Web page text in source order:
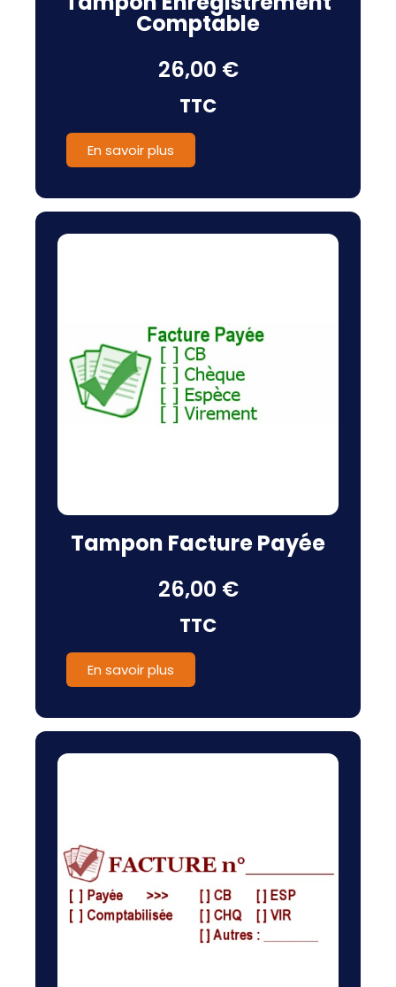
Comptable
26,00 €
TTC
En savoir plus
Tampon Facture Payée
26,00 €
TTC
En savoir plus